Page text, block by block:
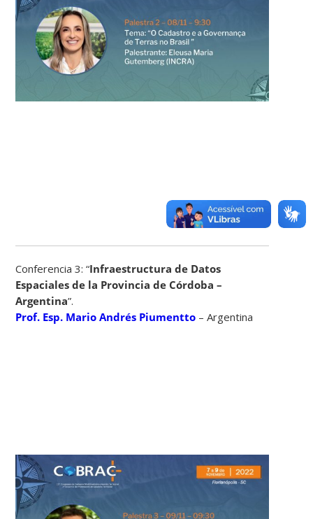
Conferencia 3: “Infraestructura de Datos
Espaciales de la Provincia de Córdoba –
Argentina”.
Prof. Esp. Mario Andrés Piumentto – Argentina